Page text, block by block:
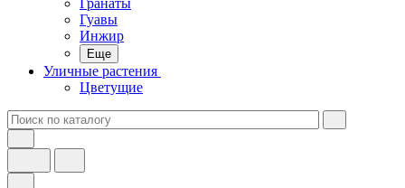
Гранаты
Гуавы
Инжир
Еще
Уличные растения
Цветущие